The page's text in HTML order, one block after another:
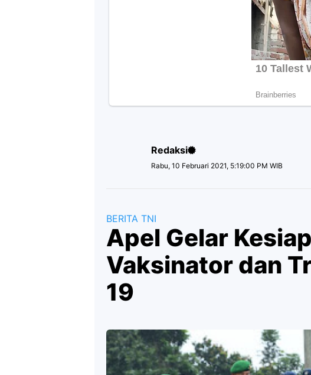
Redaksi
Rabu, 10 Februari 2021, 5:19:00 PM WIB
BERITA TNI
Apel Gelar
Vaksinator dan
19